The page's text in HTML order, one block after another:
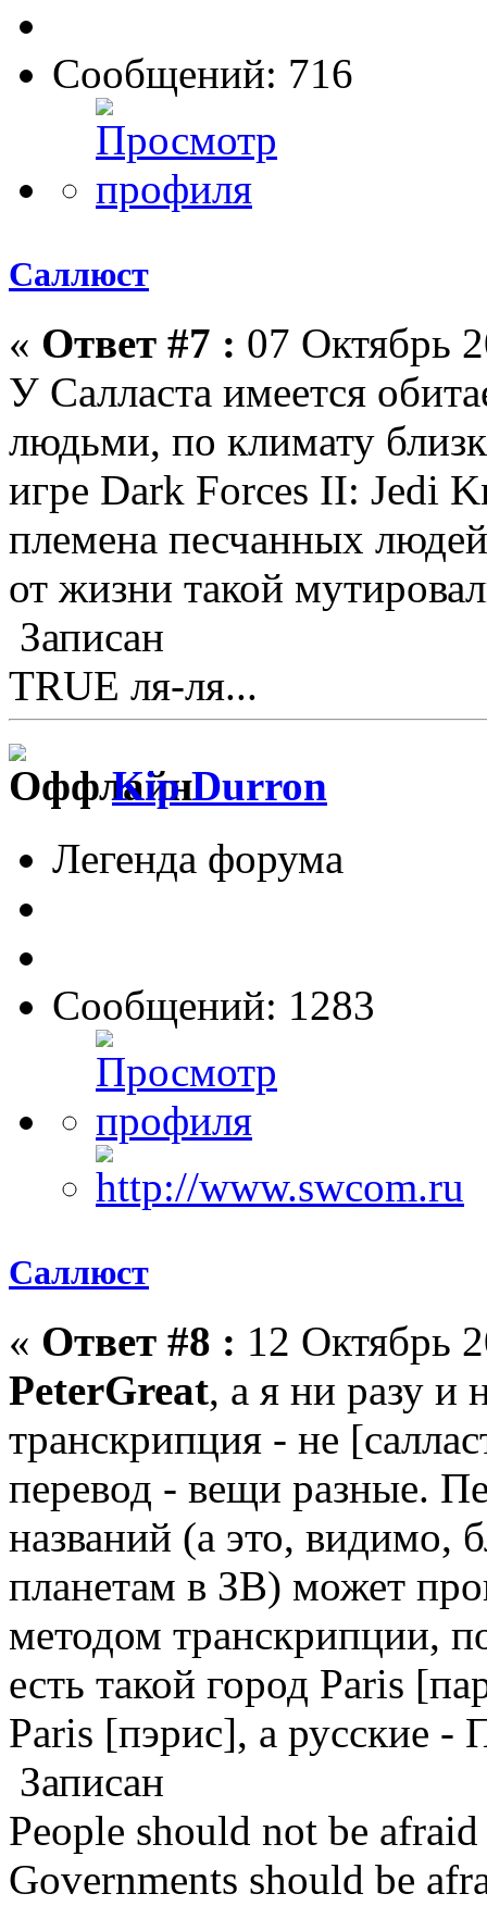
Сообщений: 716
Саллюст
« Ответ #7 : 07 Октябрь
У Салласта имеется
людьми, по климату
игре Dark Forces II: Jedi
племена песчанных
от жизни такой
Записан
TRUE ля-ля...
Kip Durron
Легенда форума
Сообщений: 1283
Саллюст
« Ответ #8 : 12 Октябрь
PeterGreat, а я ни разу и
транскрипция - не
перевод - вещи разные.
названий (а это, видимо,
планетам в ЗВ) может
методом транскрипции,
есть такой город Paris
Paris [пэрис], а русские -
Записан
People should not be
Governments should be